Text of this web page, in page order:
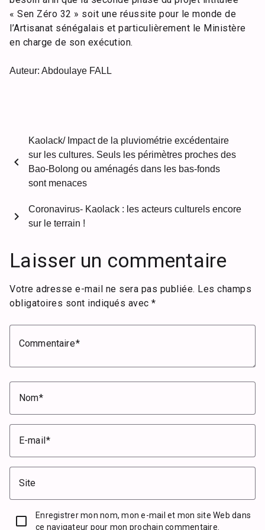
« Sen Zéro 32 » soit une réussite pour le monde de
l’Artisanat sénégalais et particulièrement le Ministère
en charge de son exécution.
Auteur: Abdoulaye FALL
chevron_left
Kaolack/ Impact de la pluviométrie excédentaire
sur les cultures. Seuls les périmètres proches des
Bao-Bolong ou aménagés dans les bas-fonds
sont menaces
Coronavirus- Kaolack : les acteurs culturels encore
sur le terrain !
chevron_right
Laisser un commentaire
Votre adresse e-mail ne sera pas publiée. Les champs
obligatoires sont indiqués avec *
Commentaire
Nom
E-mail
Site
Enregistrer mon nom, mon e-mail et mon site Web dans
ce navigateur pour mon prochain commentaire.